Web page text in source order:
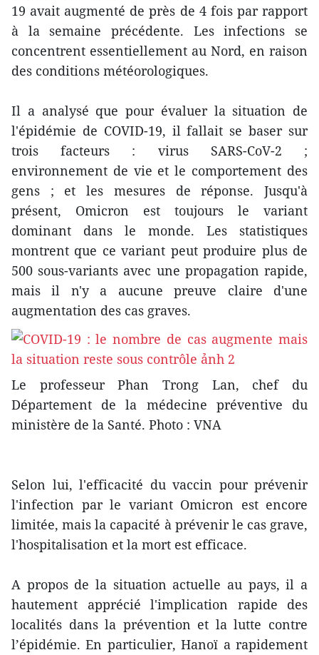
19 avait augmenté de près de 4 fois par rapport
à la semaine précédente. Les infections se
concentrent essentiellement au Nord, en raison
des conditions météorologiques.
Il a analysé que pour évaluer la situation de
l'épidémie de COVID-19, il fallait se baser sur
trois facteurs : virus SARS-CoV-2 ;
environnement de vie et le comportement des
gens ; et les mesures de réponse. Jusqu'à
présent, Omicron est toujours le variant
dominant dans le monde. Les statistiques
montrent que ce variant peut produire plus de
500 sous-variants avec une propagation rapide,
mais il n'y a aucune preuve claire d'une
augmentation des cas graves.
Le professeur Phan Trong Lan, chef du
Département de la médecine préventive du
ministère de la Santé. Photo : VNA
Selon lui, l'efficacité du vaccin pour prévenir
l'infection par le variant Omicron est encore
limitée, mais la capacité à prévenir le cas grave,
l'hospitalisation et la mort est efficace.
A propos de la situation actuelle au pays, il a
hautement apprécié l'implication rapide des
localités dans la prévention et la lutte contre
l’épidémie. En particulier, Hanoï a rapidement